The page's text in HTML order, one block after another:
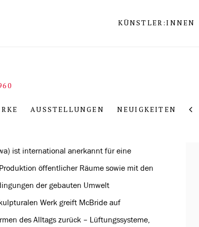
KÜNSTLER:INNEN
AUSSTELLUNGEN NEUIGKEITEN
ist international anerkannt für eine
öffentlicher Räume sowie mit den
der gebauten Umwelt
Werk greift McBride auf
des Alltags zurück – Lüftungssysteme,